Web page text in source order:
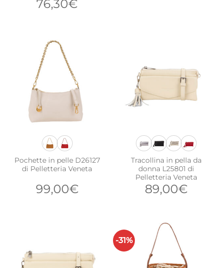
Il
prezzo
era:
109,00€.
76,30€
Pochette in pelle D26127
di Pelletteria Veneta
99,00€
Tracollina in pella da
donna L25801 di
Pelletteria Veneta
89,00€
-31%